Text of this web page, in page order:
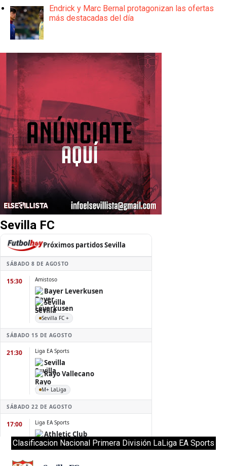
Endrick y Marc Bernal protagonizan las ofertas
más destacadas del día
Sevilla FC
Clasificacion Nacional Primera División LaLiga EA Sports